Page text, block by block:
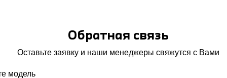
Обратная связь
Оставьте заявку и наши менеджеры свяжутся с Вами
модель